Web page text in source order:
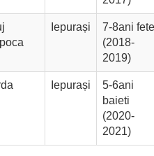
Iepurași
7-8ani fete
(2018-
2019)
Iepurași
5-6ani
baieti
(2020-
2021)